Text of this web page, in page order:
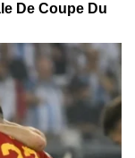
De Coupe Du